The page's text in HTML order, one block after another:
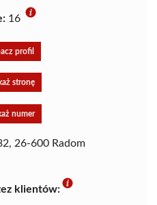
16
profil
stronę
numer
26-600 Radom
klientów: